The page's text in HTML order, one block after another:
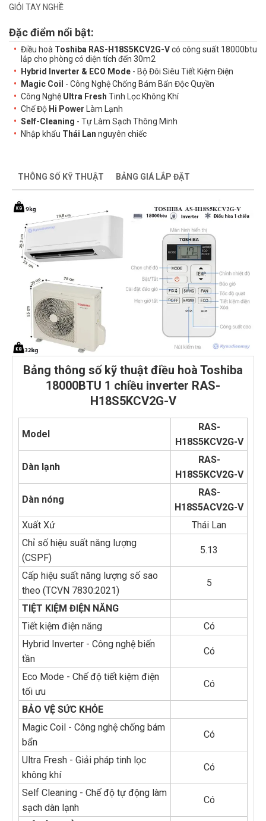
GIỎI TAY NGHỀ
Đặc điểm nổi bật:
Điều hoà Toshiba RAS-H18S5KCV2G-Vcó công suất 18000btu
lắp cho phòng có diện tích đến 30m2
Hybrid Inverter & ECO Mode - Bộ Đôi Siêu Tiết Kiệm Điện
Magic Coil - Công Nghệ Chống Bám Bẩn Độc Quyền
Công Nghệ Ultra Fresh Tinh Lọc Không Khí
Chế Độ Hi Power Làm Lạnh
Self-Cleaning - Tự Làm Sạch Thông Minh
Nhập khẩu Thái Lan nguyên chiếc
THÔNG SỐ KỸ THUẬT BẢNG GIÁ LẮP ĐẶT
Bảng thông số kỹ thuật điều hoà Toshiba
18000BTU 1 chiều inverter RAS-
H18S5KCV2G-V
Model
RAS-
H18S5KCV2G-V
Dàn lạnh
RAS-
H18S5KCV2G-V
Dàn nóng
RAS-
H18S5ACV2G-V
Xuất Xứ
Thái Lan
Chỉ số hiệu suất năng lượng
(CSPF)
5.13
Cấp hiệu suất năng lượng số sao
theo (TCVN 7830:2021)
5
TIỆT KIỆM ĐIỆN NĂNG
Tiết kiệm điện năng
Có
Hybrid Inverter - Công nghệ biến
tần
Có
Eco Mode - Chế độ tiết kiệm điện
tối ưu
Có
BẢO VỆ SỨC KHỎE
Magic Coil - Công nghệ chống bám
bẩn
Có
Ultra Fresh - Giải pháp tinh lọc
không khí
Có
Self Cleaning - Chế độ tự động làm
sạch dàn lạnh
Có